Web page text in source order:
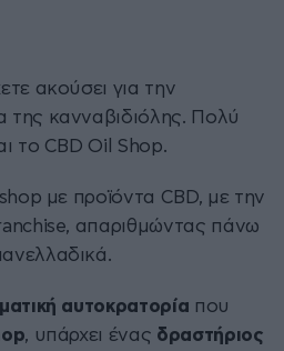
ακούσει για την
της κανναβιδιόλης. Πολύ
το CBD Oil Shop.
με προϊόντα CBD, με την
απαριθμώντας πάνω
αυτοκρατορία που
, υπάρχει ένας δραστήριος